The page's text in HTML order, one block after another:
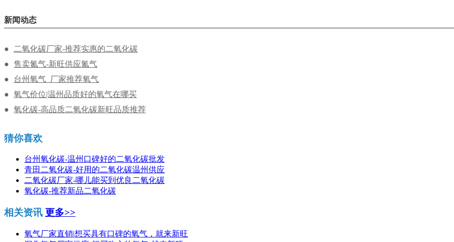
新闻动态
二氧化碳厂家-推荐实惠的二氧化碳
售卖氮气-新旺供应氮气
台州氧气_厂家推荐氧气
氧气价位|温州品质好的氧气在哪买
氧化碳-高品质二氧化碳新旺品质推荐
猜你喜欢
台州氧化碳-温州口碑好的二氧化碳批发
青田二氧化碳-好用的二氧化碳温州供应
二氧化碳厂家-哪儿能买到优良二氧化碳
氧化碳-推荐新品二氧化碳
相关资讯 更多>>
氧气厂家直销|想买具有口碑的氧气，就来新旺